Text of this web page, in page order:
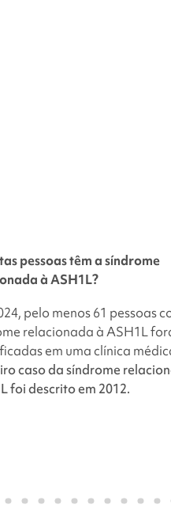
pessoas têm a síndrome
à ASH1L?
pelo menos 61 pessoas
relacionada à ASH1L
em uma clínica
caso dasíndrome
foi descrito em 2012.